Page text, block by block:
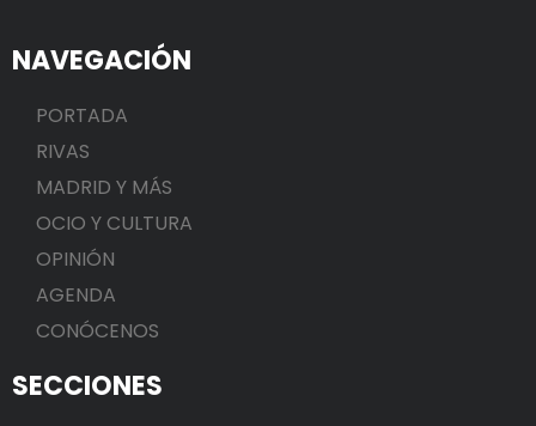
NAVEGACIÓN
PORTADA
RIVAS
MADRID Y MÁS
OCIO Y CULTURA
OPINIÓN
AGENDA
CONÓCENOS
SECCIONES